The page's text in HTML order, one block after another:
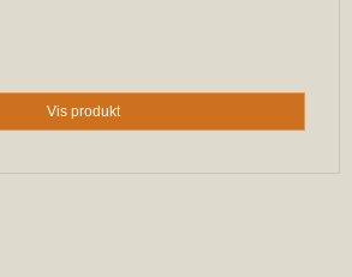
Vis produkt